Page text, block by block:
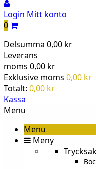
Login Mitt konto
0
Delsumma 0,00 kr
Leverans
moms 0,00 kr
Exklusive moms 0,00 kr
Totalt: 0,00 kr
Kassa
Menu
Menu
Meny